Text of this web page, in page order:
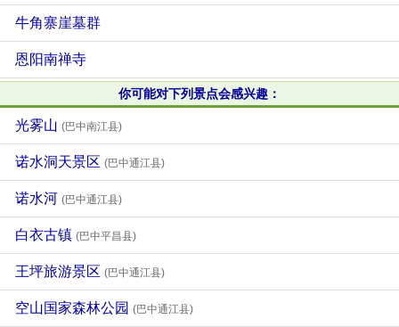
牛角寨崖墓群
恩阳南禅寺
你可能对下列景点会感兴趣：
光雾山 (巴中南江县)
诺水洞天景区 (巴中通江县)
诺水河 (巴中通江县)
白衣古镇 (巴中平昌县)
王坪旅游景区 (巴中通江县)
空山国家森林公园 (巴中通江县)